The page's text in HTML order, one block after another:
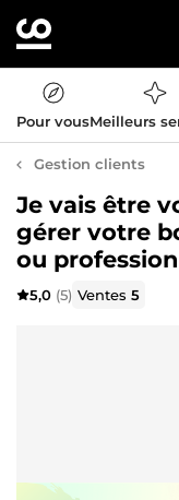
Pour vousMeilleurs
Gestion clients
Je vais être
gérer votre
ou
5,0 (5) Ventes5